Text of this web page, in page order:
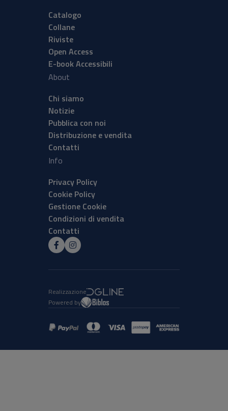
Catalogo
Collane
Riviste
Open Access
E-book Accessibili
About
Chi siamo
Notizie
Pubblica con noi
Distribuzione e vendita
Contatti
Info
Privacy Policy
Cookie Policy
Gestione Cookie
Condizioni di vendita
Contatti
Realizzazione
Powered by